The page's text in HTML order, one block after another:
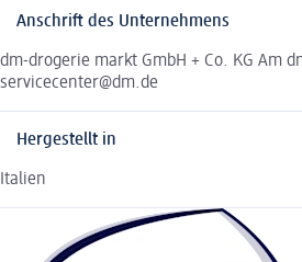
Anschrift des Unternehmens
dm-drogerie markt GmbH + Co. KG Am
servicecenter@dm.de
Hergestellt in
Italien